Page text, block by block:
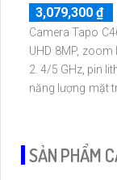
3,079,300 ₫
Camera Tapo
UHD 8MP,
2. 4/5 GHz, pin
năng lượng mặt
SẢN PHẨM